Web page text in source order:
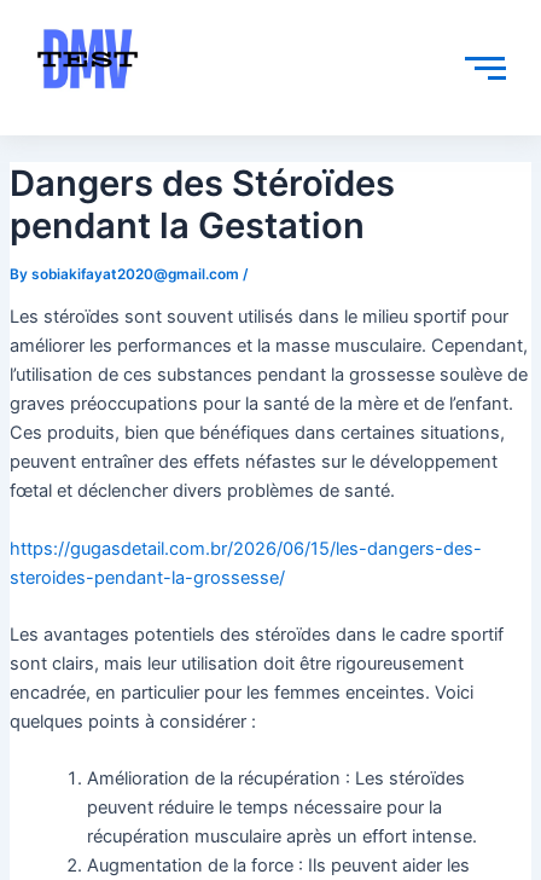
content
Dangers des Stéroïdes
pendant la Gestation
By sobiakifayat2020@gmail.com /
Les stéroïdes sont souvent utilisés dans le milieu sportif pour
améliorer les performances et la masse musculaire. Cependant,
l’utilisation de ces substances pendant la grossesse soulève de
graves préoccupations pour la santé de la mère et de l’enfant.
Ces produits, bien que bénéfiques dans certaines situations,
peuvent entraîner des effets néfastes sur le développement
fœtal et déclencher divers problèmes de santé.
https://gugasdetail.com.br/2026/06/15/les-dangers-des-
steroides-pendant-la-grossesse/
Les avantages potentiels des stéroïdes dans le cadre sportif
sont clairs, mais leur utilisation doit être rigoureusement
encadrée, en particulier pour les femmes enceintes. Voici
quelques points à considérer :
Amélioration de la récupération : Les stéroïdes
peuvent réduire le temps nécessaire pour la
récupération musculaire après un effort intense.
Augmentation de la force : Ils peuvent aider les
navigation